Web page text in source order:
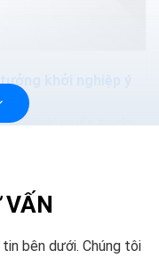
khởi nghiệp ý
mình, muốn tự do
VẤN
bên dưới. Chúng tôi